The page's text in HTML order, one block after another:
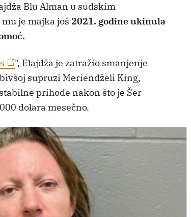
Blu Alman u sudskim
je majka još 2021. godine ukinula
", Elajdža je zatražio smanjenje
supruzi Meriendželi King,
prihode nakon što je Šer
dolara mesečno.